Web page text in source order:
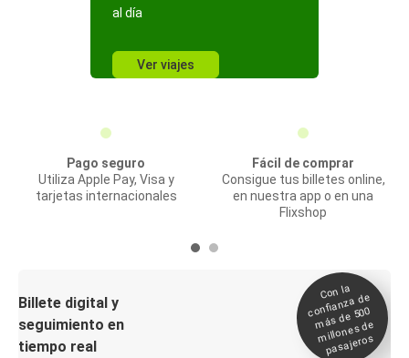
al día
Ver viajes
Pago seguro
Utiliza Apple Pay, Visa y
tarjetas internacionales
Fácil de comprar
Consigue tus billetes online,
en nuestra app o en una
Flixshop
Billete digital y
seguimiento en
tiempo real
Con la
confianza de
más de 500
millones de
pasajeros